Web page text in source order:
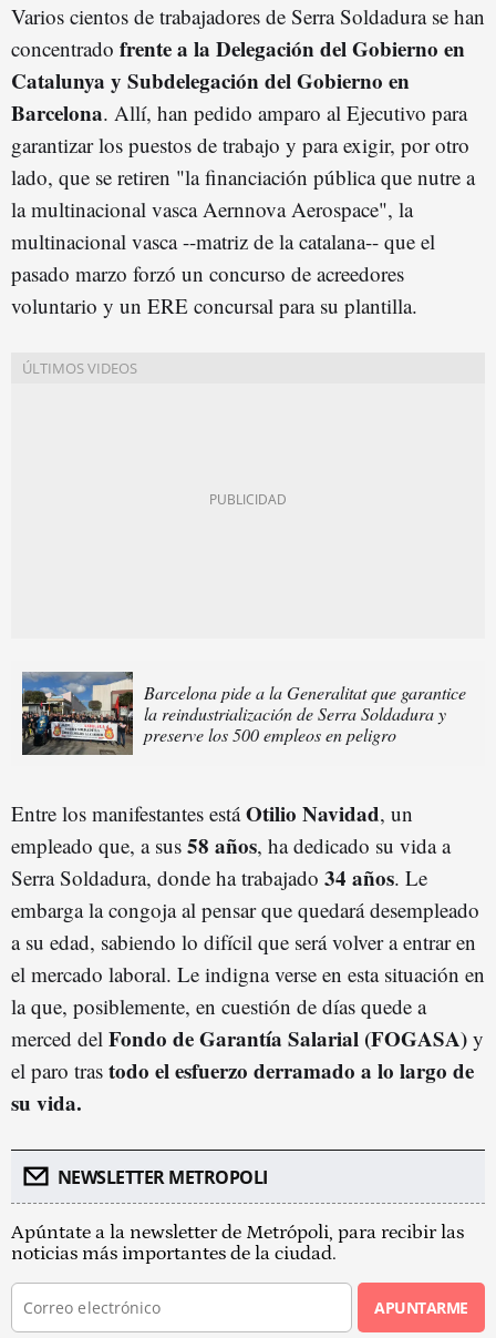
Varios cientos de trabajadores de Serra Soldadura se han
concentrado frente a la Delegación del Gobierno en
Catalunya y Subdelegación del Gobierno en
Barcelona. Allí, han pedido amparo al Ejecutivo para
garantizar los puestos de trabajo y para exigir, por otro
lado, que se retiren "la financiación pública que nutre a
la multinacional vasca Aernnova Aerospace", la
multinacional vasca --matriz de la catalana-- que el
pasado marzo forzó un concurso de acreedores
voluntario y un ERE concursal para su plantilla.
Barcelona pide a la Generalitat que garantice
la reindustrialización de Serra Soldadura y
preserve los 500 empleos en peligro
Entre los manifestantes estáOtilio Navidad, un
empleado que, a sus 58 años, ha dedicado su vida a
Serra Soldadura, donde ha trabajado 34 años. Le
embarga la congoja al pensar que quedará desempleado
a su edad, sabiendo lo difícil que será volver a entrar en
el mercado laboral. Le indigna verse en esta situación en
la que, posiblemente, en cuestión de días quede a
merced del Fondo de Garantía Salarial (FOGASA) y
el paro tras todo el esfuerzo derramado a lo largo de
su vida.
NEWSLETTER METROPOLI
Apúntate a la newsletter de Metrópoli, para recibir las
noticias más importantes de la ciudad.
APUNTARME